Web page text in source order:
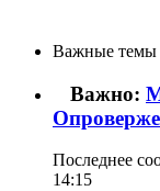
Важные темы
Важно:
Последнее
14:15